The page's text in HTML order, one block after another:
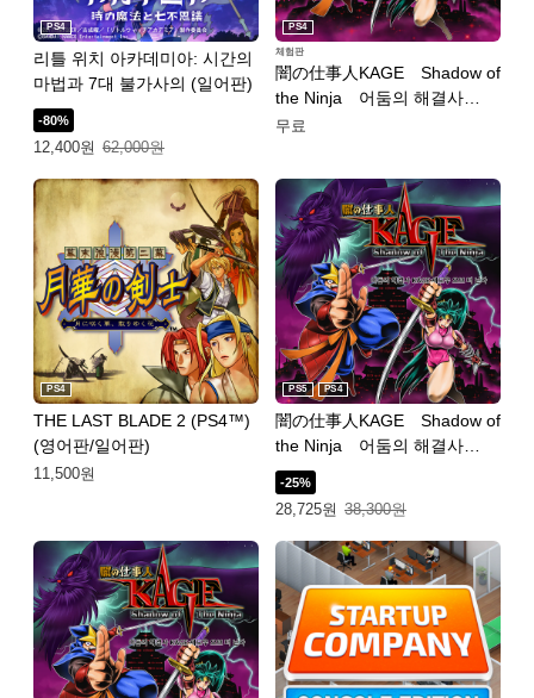
리틀 위치 아카데미아: 시간의
마법과 7대 불가사의 (일어판)
PS4
-80%
12,400원
특별가: 12,400원. 일반가: 62,000원.
62,000원
闇の仕事人KAGE Shadow of
the Ninja 어둠의 해결사
KAGE 섀도우 오브 더 닌자
자))
PS4
체험판
무료
THE LAST BLADE 2 (PS4™)
(영어판/일어판)
PS4
11,500원
闇の仕事人KAGE Shadow of
the Ninja 어둠의 해결사
KAGE 섀도우 오브 더 닌자
PS4 & PS5 (중국어(간체자),
한국어, 영어, 일본어, 중국어
(번체자))
PS5 PS4
-25%
28,725원
특별가: 28,725원. 일반가: 38,300원.
38,300원